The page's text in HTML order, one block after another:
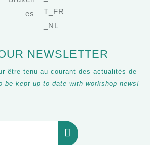
NEWSLETTER
être tenu au courant des actualités de
be kept up to date with workshop news!